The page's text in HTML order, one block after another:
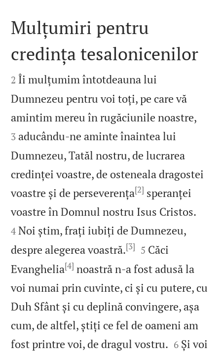

Mulțumiri pentru
credința tesalonicenilor

2 Îi mulțumim întotdeauna lui
Dumnezeu pentru voi toți, pe care vă
amintim mereu în rugăciunile noastre,
3 aducându‑ne aminte înaintea lui
Dumnezeu, Tatăl nostru, de lucrarea
credinței voastre, de osteneala dragostei
voastre și de perseverența[2] speranței
voastre în Domnul nostru Isus Cristos.
4 Noi știm, frați iubiți de Dumnezeu,
despre alegerea voastră.[3] 

5 Căci
Evanghelia[4] noastră n‑a fost adusă la
voi numai prin cuvinte, ci și cu putere, cu
Duh Sfânt și cu deplină convingere, așa
cum, de altfel, știți ce fel de oameni am
fost printre voi, de dragul vostru. 

6 Și voi